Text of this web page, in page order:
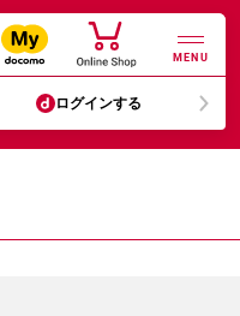
MENU
ログインする